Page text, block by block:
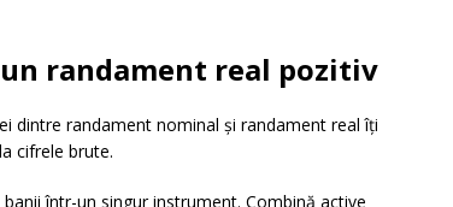
randament real pozitiv
dintre randament nominal și randament real îți
cifrele brute.
într-un singur instrument. Combină active